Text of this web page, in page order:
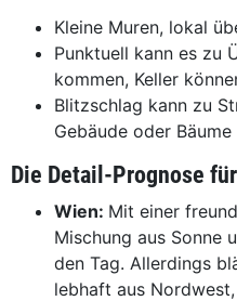
Kleine Muren, lokal
Punktuell kann es zu
kommen, Keller
Blitzschlag kann zu
Gebäude oder
Die Detail-Prognose
Wien: Mit einer
Mischung aus Sonne
den Tag. Allerdings
lebhaft aus